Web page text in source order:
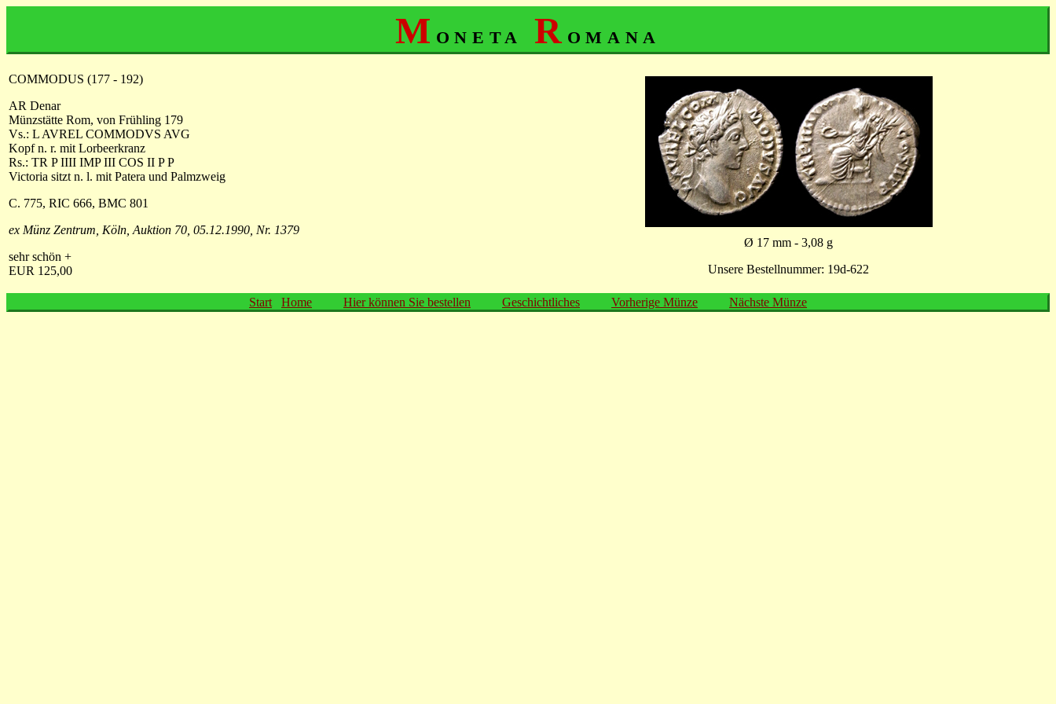
M oneta R omana
COMMODUS (177 - 192)
AR Denar
Münzstätte Rom, von Frühling 179
Vs.: L AVREL COMMODVS AVG
Kopf n. r. mit Lorbeerkranz
Rs.: TR P IIII IMP III COS II P P
Victoria sitzt n. l. mit Patera und Palmzweig
C. 775, RIC 666, BMC 801
ex Münz Zentrum, Köln, Auktion 70, 05.12.1990, Nr. 1379
sehr schön +
EUR 125,00
Ø 17 mm - 3,08 g
Unsere Bestellnummer: 19d-622
Start Home Hier können Sie bestellen Geschichtliches Vorherige Münze Nächste Münze